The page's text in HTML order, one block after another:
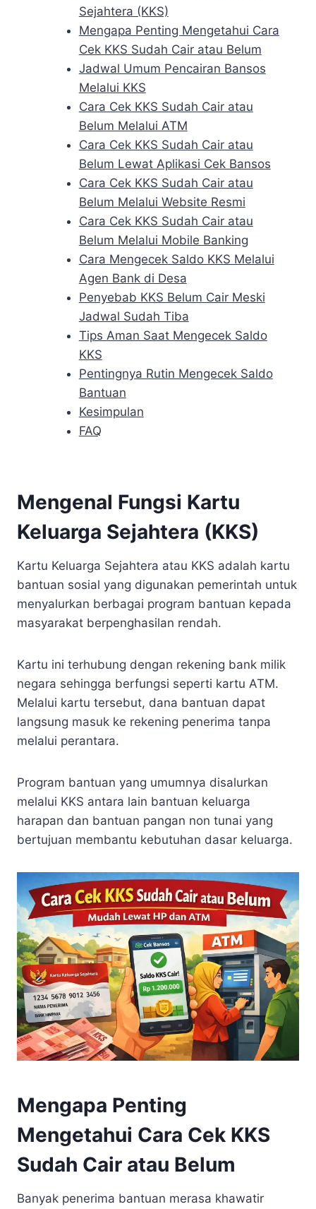
Sejahtera (KKS)
Mengapa Penting Mengetahui Cara
Cek KKS Sudah Cair atau Belum
Jadwal Umum Pencairan Bansos
Melalui KKS
Cara Cek KKS Sudah Cair atau
Belum Melalui ATM
Cara Cek KKS Sudah Cair atau
Belum Lewat Aplikasi Cek Bansos
Cara Cek KKS Sudah Cair atau
Belum Melalui Website Resmi
Cara Cek KKS Sudah Cair atau
Belum Melalui Mobile Banking
Cara Mengecek Saldo KKS Melalui
Agen Bank di Desa
Penyebab KKS Belum Cair Meski
Jadwal Sudah Tiba
Tips Aman Saat Mengecek Saldo
KKS
Pentingnya Rutin Mengecek Saldo
Bantuan
Kesimpulan
FAQ
Mengenal Fungsi Kartu
Keluarga Sejahtera (KKS)
Kartu Keluarga Sejahtera atau KKS adalah kartu
bantuan sosial yang digunakan pemerintah untuk
menyalurkan berbagai program bantuan kepada
masyarakat berpenghasilan rendah.
Kartu ini terhubung dengan rekening bank milik
negara sehingga berfungsi seperti kartu ATM.
Melalui kartu tersebut, dana bantuan dapat
langsung masuk ke rekening penerima tanpa
melalui perantara.
Program bantuan yang umumnya disalurkan
melalui KKS antara lain bantuan keluarga
harapan dan bantuan pangan non tunai yang
bertujuan membantu kebutuhan dasar keluarga.
Mengapa Penting
Mengetahui Cara Cek KKS
Sudah Cair atau Belum
Banyak penerima bantuan merasa khawatir